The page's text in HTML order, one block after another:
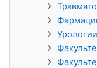
Урологии